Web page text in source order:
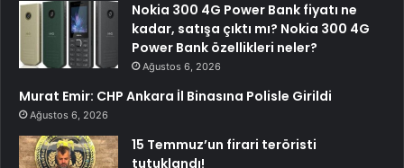
Nokia 300 4G Power Bank fiyatı ne
kadar, satışa çıktı mı? Nokia 300 4G
Power Bank özellikleri neler?
Ağustos 6, 2026
Murat Emir: CHP Ankara İl Binasına Polisle Girildi
Ağustos 6, 2026
15 Temmuz’un firari teröristi
tutuklandı!